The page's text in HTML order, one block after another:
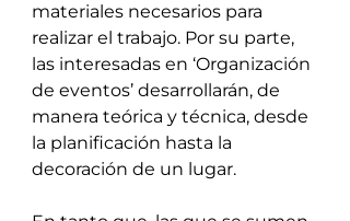
materiales necesarios para
realizar el trabajo. Por su parte,
las interesadas en ‘Organización
de eventos’ desarrollarán, de
manera teórica y técnica, desde
la planificación hasta la
decoración de un lugar.